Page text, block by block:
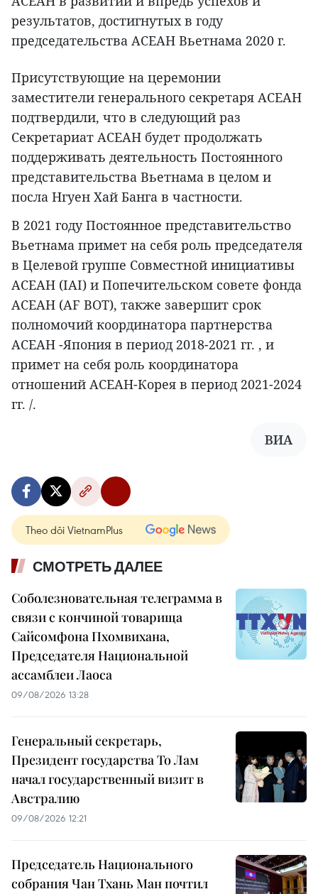
результатов, достигнутых в году
председательства АСЕАН Вьетнама 2020 г.
Присутствующие на церемонии
заместители генерального секретаря АСЕАН
подтвердили, что в следующий раз
Секретариат АСЕАН будет продолжать
поддерживать деятельность Постоянного
представительства Вьетнама в целом и
посла Нгуен Хай Банга в частности.
В 2021 году Постоянное представительство
Вьетнама примет на себя роль председателя
в Целевой группе Совместной инициативы
АСЕАН (IAI) и Попечительском совете фонда
АСЕАН (AF BOT), также завершит срок
полномочий координатора партнерства
АСЕАН -Япония в период 2018-2021 гг. , и
примет на себя роль координатора
отношений АСЕАН-Корея в период 2021-2024
гг. /.
ВИА
Theo dõi VietnamPlus
СМОТРЕТЬ ДАЛЕЕ
Соболезновательная телеграмма в
связи с кончиной товарища
Сайсомфона Пхомвихана,
Председателя Национальной
ассамблеи Лаоса
09/08/2026 13:28
Генеральный секретарь,
Президент государства То Лам
начал государственный визит в
Австралию
09/08/2026 12:21
Председатель Национального
собрания Чан Тхань Ман почтил